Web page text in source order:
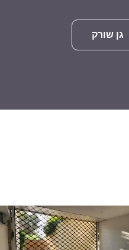
גן שורק